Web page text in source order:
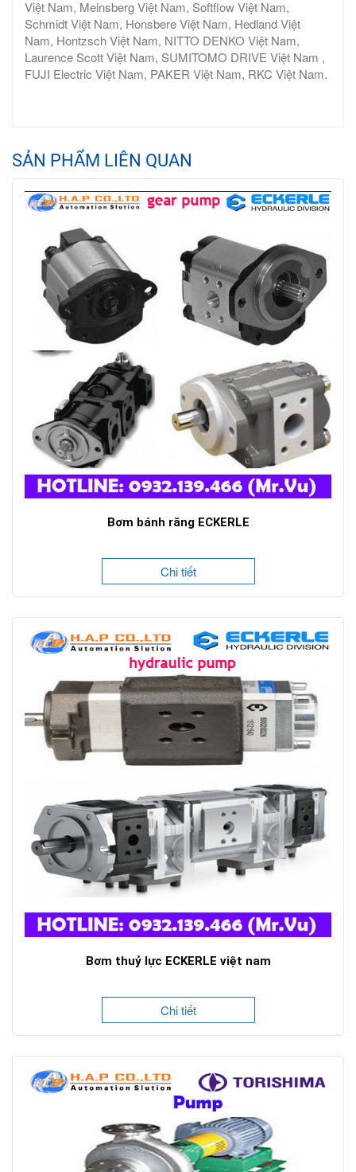
Việt Nam, Meinsberg Việt Nam, Softflow Việt Nam,
Schmidt Việt Nam, Honsbere Việt Nam, Hedland Việt
Nam, Hontzsch Việt Nam, NITTO DENKO Việt Nam,
Laurence Scott Việt Nam, SUMITOMO DRIVE Việt Nam ,
FUJI Electric Việt Nam, PAKER Việt Nam, RKC Việt Nam.
SẢN PHẨM LIÊN QUAN
Bơm bánh răng ECKERLE
Chi tiết
Bơm thuỷ lực ECKERLE việt nam
Chi tiết